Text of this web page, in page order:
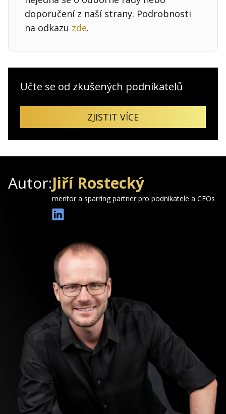
doporučení z naší strany. Podrobnosti
na odkazu zde.
Učte se od zkušených podnikatelů
ZJISTIT VÍCE
Autor:Jiří Rostecký
mentor a sparring partner pro podnikatele a CEOs